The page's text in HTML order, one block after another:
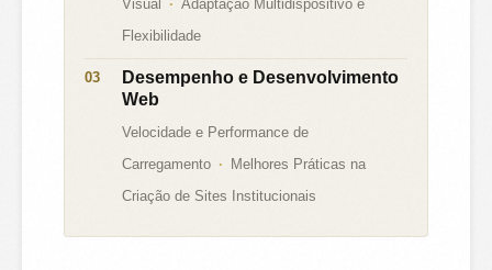
Visual
Adaptação Multidispositivo e
Flexibilidade
Desempenho e Desenvolvimento
Web
Velocidade e Performance de
Carregamento
Melhores Práticas na
Criação de Sites Institucionais